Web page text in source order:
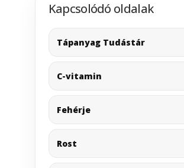
Kapcsolódó oldalak
Tápanyag Tudástár
C-vitamin
Fehérje
Rost